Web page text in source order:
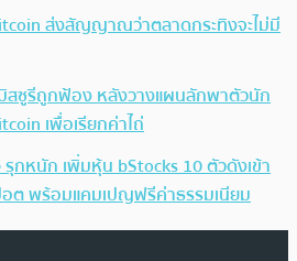
ส่งสัญญาณว่าตลาดกระทิงจะไม่มี
สซูรีถูกฟ้อง หลังวางแผนลักพาตัวนัก
เพื่อเรียกค่าไถ่
รุกหนัก เพิ่มหุ้น bStocks 10 ตัวดังเข้า
ต พร้อมแคมเปญฟรีค่าธรรมเนียม